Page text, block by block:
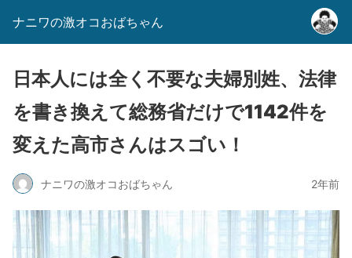
ナニワの激オコおばちゃん
日本人には全く不要な夫婦別姓、法律
を書き換えて総務省だけで1142件を
変えた高市さんはスゴい！
ナニワの激オコおばちゃん 2年前